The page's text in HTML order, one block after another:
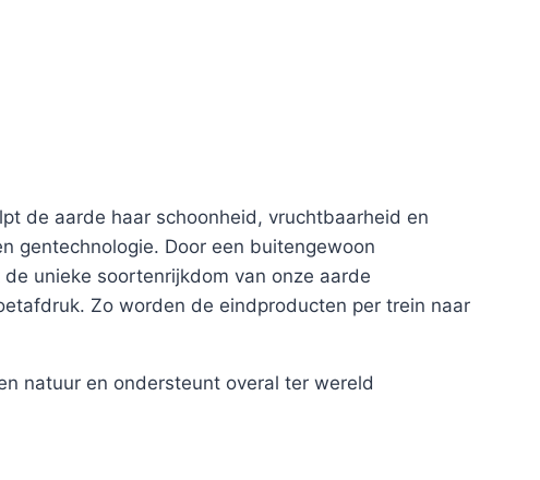
de aarde haar schoonheid, vruchtbaarheid en
gentechnologie. Door een buitengewoon
unieke soortenrijkdom van onze aarde
Zo worden de eindproducten per trein naar
natuur en ondersteunt overal ter wereld